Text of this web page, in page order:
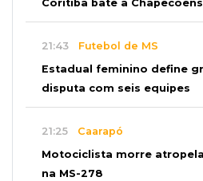
Coritiba bate a
21:43 Futebol de MS
Estadual feminino define
disputa com seis equipes
21:25 Caarapó
Motociclista morre
na MS-278